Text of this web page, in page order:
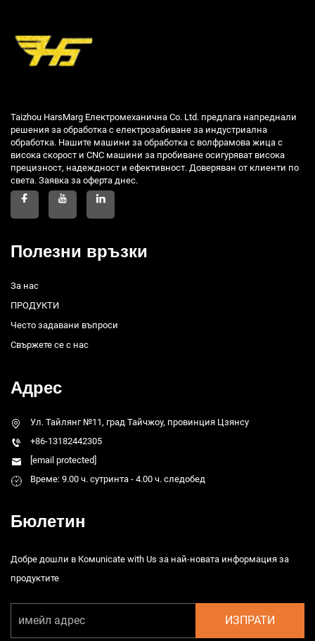
Taizhou HarsMarg Електромеханична Co. Ltd. предлага напреднали
решения за обработка с електрозабиване за индустриална
обработка. Нашите машини за обработка с волфрамова жица с
висока скорост и CNC машини за пробиване осигуряват висока
прецизност, надеждност и ефективност. Доверяван от клиенти по
света. Заявка за оферта днес.
Полезни връзки
За нас
ПРОДУКТИ
Често задавани въпроси
Свържете се с нас
Адрес
Ул. Тайлянг №11, град Тайчжоу, провинция Цзянсу
+86-13182442305
[email protected]
Време: 9.00 ч. сутринта - 4.00 ч. следобед
Бюлетин
Добре дошли в Комunicate with Us за най-новата информация за
продуктите
ИЗПРАТИ